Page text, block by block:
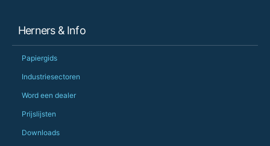
Herners & Info
Papiergids
Industriesectoren
Word een dealer
Prijslijsten
Downloads